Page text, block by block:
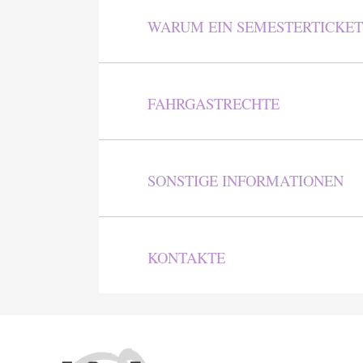
WARUM EIN
FAHRGASTRECHTE
SONSTIGE INFORMATIONEN
KONTAKTE